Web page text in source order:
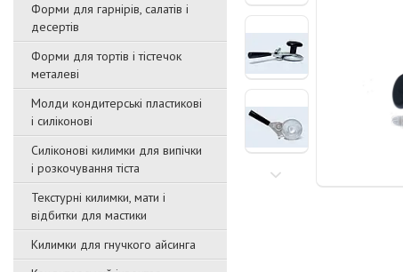
Форми для гарнірів, салатів і
десертів
Форми для тортів і тістечок
металеві
Молди кондитерські пластикові
і силіконові
Силіконові килимки для випічки
і розкочування тіста
Текстурні килимки, мати і
відбитки для мастики
Килимки для гнучкого айсинга